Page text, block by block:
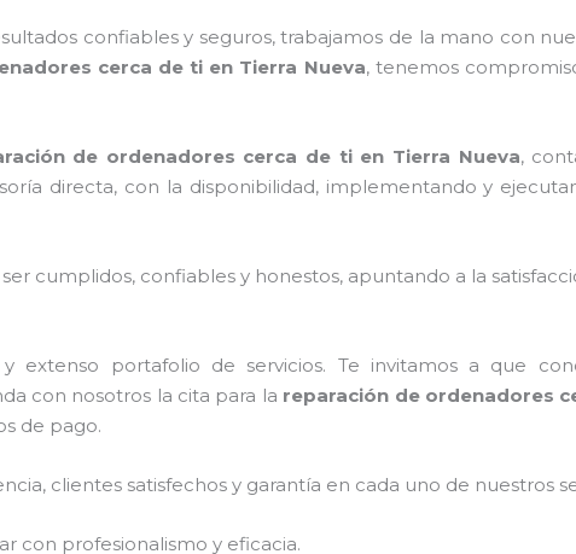
confiables y seguros, trabajamos de la mano con
cerca de ti en Tierra Nueva, tenemos
de ordenadores cerca de ti en Tierra Nueva,
directa, con la disponibilidad, implementando y
cumplidos, confiables y honestos, apuntando a la
extenso portafolio de servicios. Te invitamos a que
con nosotros la cita para la reparación de ordenadores
de pago.
clientes satisfechos y garantía en cada uno de nuestros
con profesionalismo y eficacia.